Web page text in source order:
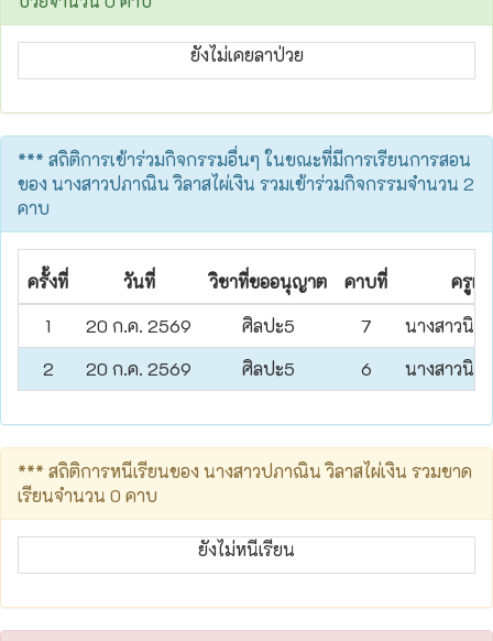
ยังไม่เคยลาป่วย
*** สถิติการเข้าร่วมกิจกรรมอื่นๆ ในขณะที่มีการเรียนการสอน
ของ นางสาวปภาณิน วิลาสไผ่เงิน รวมเข้าร่วมกิจกรรมจำนวน 2
คาบ
ครั้งที่ วันที่ วิชาที่ขออนุญาต คาบที่
ครูผู้
1
20 ก.ค. 2569 ศิลปะ5 7
นางสาวนิศ
2
20 ก.ค. 2569 ศิลปะ5 6 นางสาวนิศ
*** สถิติการหนีเรียนของ นางสาวปภาณิน วิลาสไผ่เงิน รวมขาด
เรียนจำนวน 0 คาบ
ยังไม่หนีเรียน